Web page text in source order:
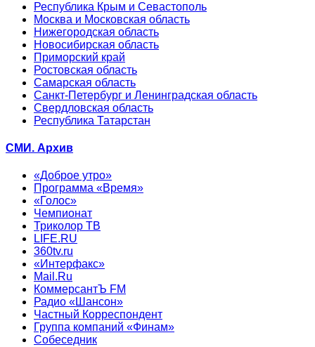
Республика Крым и Севастополь
Москва и Московская область
Нижегородская область
Новосибирская область
Приморский край
Ростовская область
Самарская область
Санкт-Петербург и Ленинградская область
Свердловская область
Республика Татарстан
СМИ. Архив
«Доброе утро»
Программа «Время»
«Голос»
Чемпионат
Триколор ТВ
LIFE.RU
360tv.ru
«Интерфакс»
Mail.Ru
КоммерсантЪ FM
Радио «Шансон»
Частный Корреспондент
Группа компаний «Финам»
Собеседник